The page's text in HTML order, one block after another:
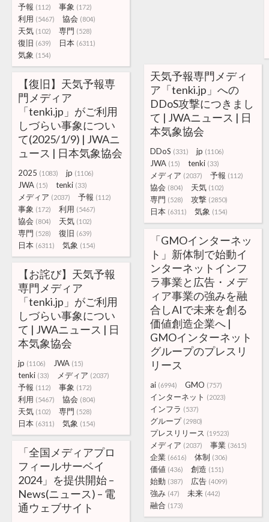
予報 (112) 事象 (172)
利用 (5467) 協会 (804)
天気 (102) 専門 (528)
復旧 (639) 日本 (6311)
気象 (154)
天気予報専門メディ
ア「tenki.jp」への
DDoS攻撃につきまし
て | JWAニュース | 日
本気象協会
DDoS (331) jp (1106)
JWA (15) tenki (33)
メディア (2037) 予報 (112)
協会 (804) 天気 (102)
専門 (528) 攻撃 (2850)
日本 (6311) 気象 (154)
【復旧】天気予報専
門メディア
「tenki.jp」がご利用
しづらい事象につい
て(2025/1/9) | JWAニ
ュース | 日本気象協会
2025 (1083) jp (1106)
JWA (15) tenki (33)
メディア (2037) 予報 (112)
事象 (172) 利用 (5467)
協会 (804) 天気 (102)
専門 (528) 復旧 (639)
日本 (6311) 気象 (154)
「GMOインターネッ
ト」新体制で始動イ
ンターネットインフ
ラ事業と広告・メデ
ィア事業の強みを融
合しAIで未来を創る
価値創造企業へ |
GMOインターネット
グループのプレスリ
リース
ai (6994) GMO (757)
インターネット (2023)
インフラ (537)
グループ (2980)
プレスリリース (19523)
メディア (2037) 事業 (3615)
企業 (6616) 体制 (306)
価値 (436) 創造 (151)
始動 (387) 広告 (4099)
強み (47) 未来 (442)
融合 (173)
【お詫び】天気予報
専門メディア
「tenki.jp」がご利用
しづらい事象につい
て | JWAニュース | 日
本気象協会
jp (1106) JWA (15)
tenki (33) メディア (2037)
予報 (112) 事象 (172)
利用 (5467) 協会 (804)
天気 (102) 専門 (528)
日本 (6311) 気象 (154)
「全国メディアプロ
フィールサーベイ
2024」を提供開始 –
News(ニュース) – 電
通ウェブサイト